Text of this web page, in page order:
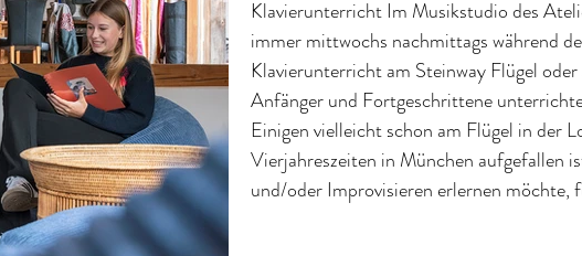
Klavierunterricht Im Musikstudio des
immer mittwochs nachmittags während
Klavierunterricht am Steinway Flügel
Anfänger und Fortgeschrittene unterrichtet Michael Leontchik,
Einigen vielleicht schon am Flügel in der
Vierjahreszeiten in München aufgefallen
und/oder Improvisieren erlernen möchte,